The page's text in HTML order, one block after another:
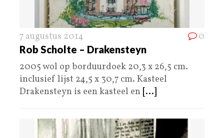
7 augustus 2014 0
Rob Scholte – Drakensteyn
2005 wol op borduurdoek 20,3 x 26,5 cm.
inclusief lijst 24,5 x 30,7 cm. Kasteel
Drakensteyn is een kasteel en [...]